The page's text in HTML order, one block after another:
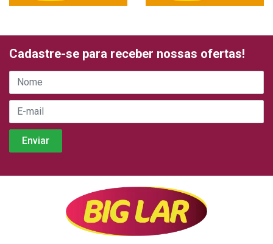
Cadastre-se para receber nossas ofertas!